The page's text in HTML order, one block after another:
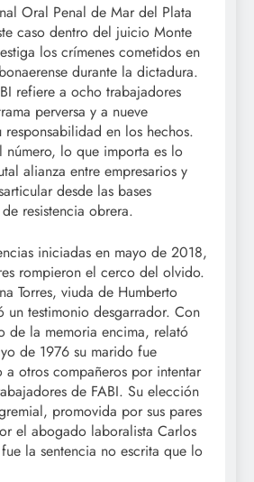
Oral Penal de Mar del Plata
caso dentro del juicio Monte
los crímenes cometidos en
durante la dictadura.
refiere a ocho trabajadores
perversa y a nueve
responsabilidad en los hechos.
número, lo que importa es lo
alianza entre empresarios y
desde las bases
resistencia obrera.
iniciadas en mayo de 2018,
rompieron el cerco del olvido.
Torres, viuda de Humberto
testimonio desgarrador. Con
de la memoria encima, relató
de 1976 su marido fue
a otros compañeros por intentar
de FABI. Su elección
promovida por sus pares
el abogado laboralista Carlos
la sentencia no escrita que lo